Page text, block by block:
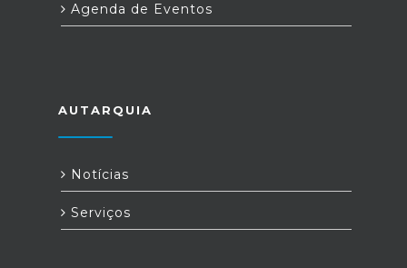
Agenda de Eventos
AUTARQUIA
Notícias
Serviços